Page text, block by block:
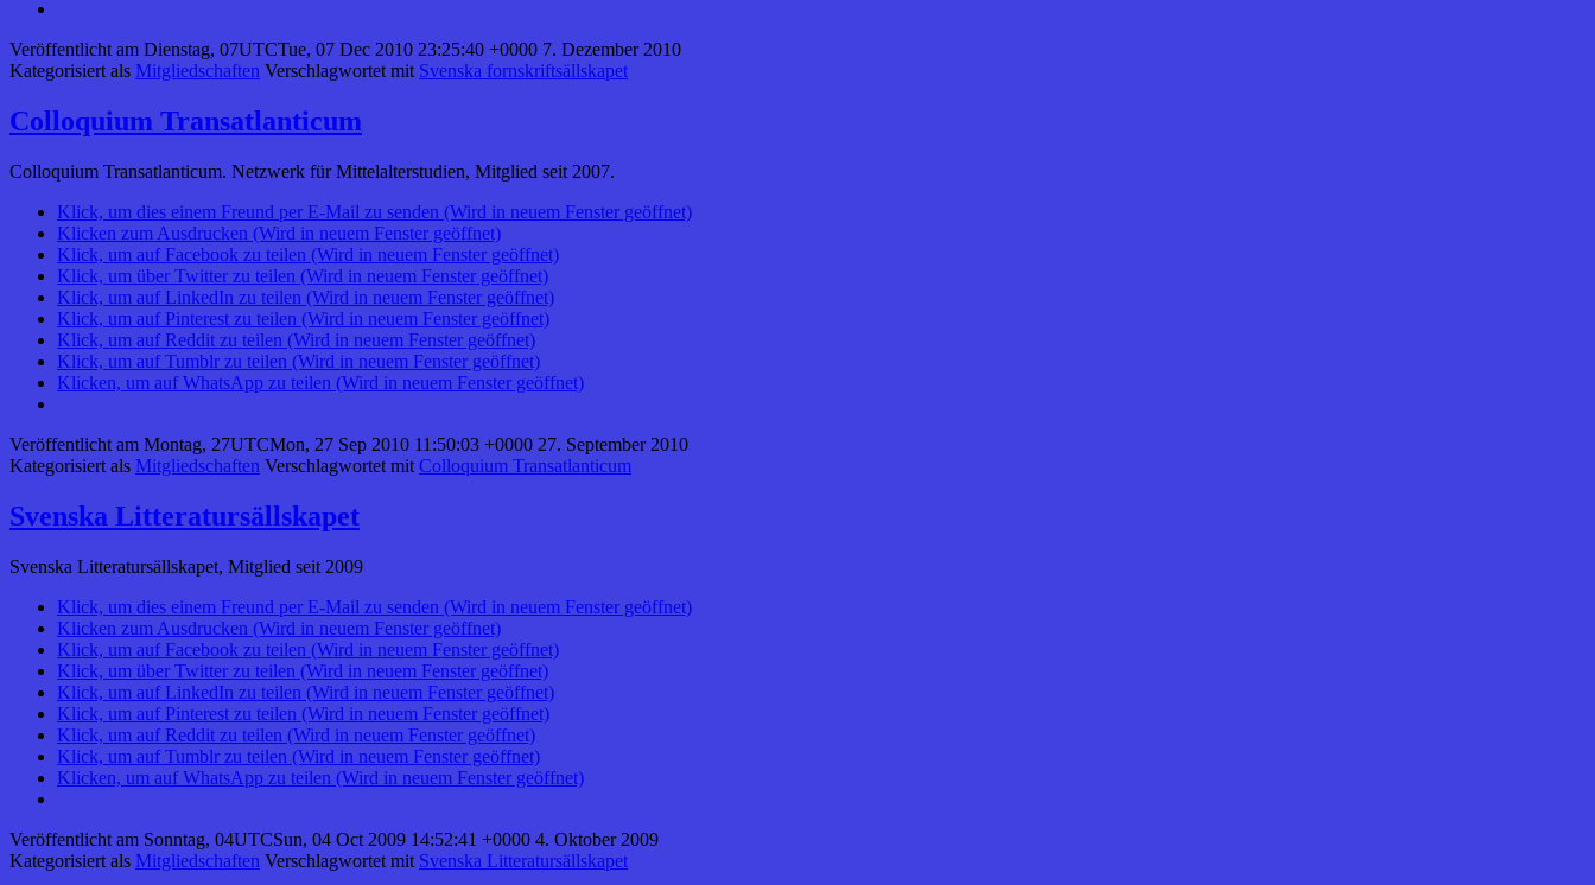
Veröffentlicht am Dienstag, 07UTCTue, 07 Dec 2010 23:25:40 +0000 7. Dezember 2010
Kategorisiert als Mitgliedschaften Verschlagwortet mit Svenska fornskriftsällskapet
Colloquium Transatlanticum
Colloquium Transatlanticum. Netzwerk für Mittelalterstudien, Mitglied seit 2007.
Klick, um dies einem Freund per E-Mail zu senden (Wird in neuem Fenster geöffnet)
Klicken zum Ausdrucken (Wird in neuem Fenster geöffnet)
Klick, um auf Facebook zu teilen (Wird in neuem Fenster geöffnet)
Klick, um über Twitter zu teilen (Wird in neuem Fenster geöffnet)
Klick, um auf LinkedIn zu teilen (Wird in neuem Fenster geöffnet)
Klick, um auf Pinterest zu teilen (Wird in neuem Fenster geöffnet)
Klick, um auf Reddit zu teilen (Wird in neuem Fenster geöffnet)
Klick, um auf Tumblr zu teilen (Wird in neuem Fenster geöffnet)
Klicken, um auf WhatsApp zu teilen (Wird in neuem Fenster geöffnet)
Veröffentlicht am Montag, 27UTCMon, 27 Sep 2010 11:50:03 +0000 27. September 2010
Kategorisiert als Mitgliedschaften Verschlagwortet mit Colloquium Transatlanticum
Svenska Litteratursällskapet
Svenska Litteratursällskapet, Mitglied seit 2009
Klick, um dies einem Freund per E-Mail zu senden (Wird in neuem Fenster geöffnet)
Klicken zum Ausdrucken (Wird in neuem Fenster geöffnet)
Klick, um auf Facebook zu teilen (Wird in neuem Fenster geöffnet)
Klick, um über Twitter zu teilen (Wird in neuem Fenster geöffnet)
Klick, um auf LinkedIn zu teilen (Wird in neuem Fenster geöffnet)
Klick, um auf Pinterest zu teilen (Wird in neuem Fenster geöffnet)
Klick, um auf Reddit zu teilen (Wird in neuem Fenster geöffnet)
Klick, um auf Tumblr zu teilen (Wird in neuem Fenster geöffnet)
Klicken, um auf WhatsApp zu teilen (Wird in neuem Fenster geöffnet)
Veröffentlicht am Sonntag, 04UTCSun, 04 Oct 2009 14:52:41 +0000 4. Oktober 2009
Kategorisiert als Mitgliedschaften Verschlagwortet mit Svenska Litteratursällskapet